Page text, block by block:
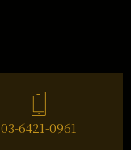
03-6421-0961